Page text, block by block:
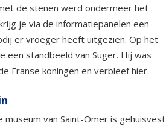
de stenen werd ondermeer het
je via de informatiepanelen een
er vroeger heeft uitgezien. Op het
een standbeeld van Suger. Hij was
Franse koningen en verbleef hier.
van Saint-Omer is gehuisvest